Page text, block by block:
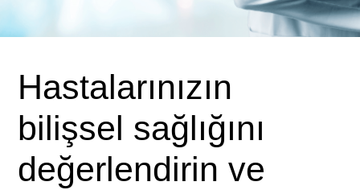
Hastalarınızın
bilişsel sağlığını
değerlendirin ve